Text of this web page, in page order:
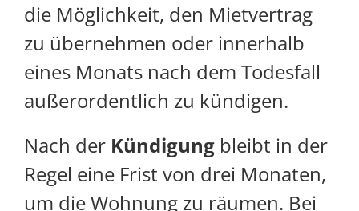
die Möglichkeit, den Mietvertrag
zu übernehmen oder innerhalb
eines Monats nach dem Todesfall
außerordentlich zu kündigen.
Nach der Kündigung bleibt in der
Regel eine Frist von drei Monaten,
um die Wohnung zu räumen. Bei